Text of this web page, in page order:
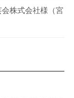
株式会社様（宮